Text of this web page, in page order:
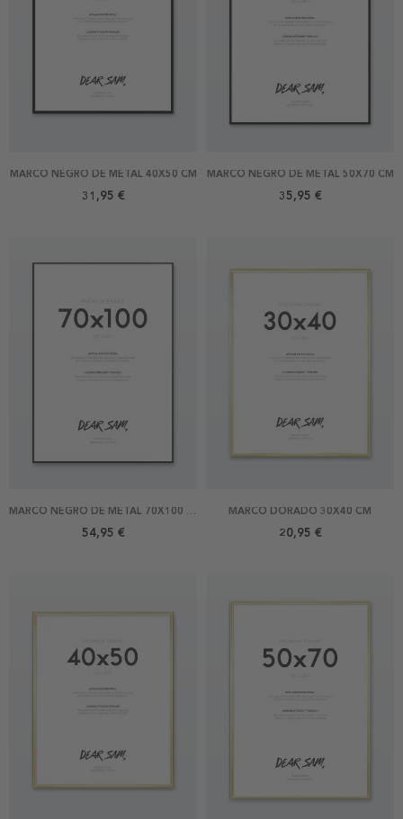
MARCO NEGRO DE METAL 40X50 CM
31,95 €
MARCO NEGRO DE METAL 50X70 CM
35,95 €
MARCO NEGRO DE METAL 70X100 CM
54,95 €
MARCO DORADO 30X40 CM
20,95 €